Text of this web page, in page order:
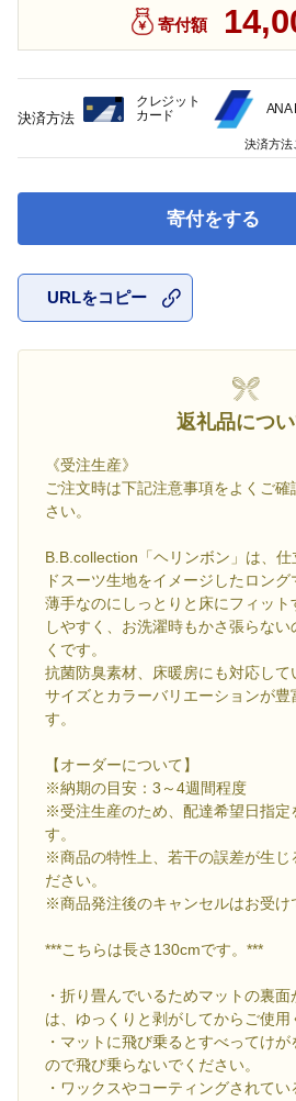
寄付額
寄付をする
URLをコピー
返礼品につ
《受注生産》
ご注文時は下記注意事項をよくご
さい。
B.B.collection「ヘリンボン」は、
ドスーツ生地をイメージしたロング
薄手なのにしっとりと床にフィット
しやすく、お洗濯時もかさ張らな
くです。
抗菌防臭素材、床暖房にも対応し
サイズとカラーバリエーションが
す。
【オーダーについて】
※納期の目安：3～4週間程度
※受注生産のため、配達希望日指定
す。
※商品の特性上、若干の誤差が生じ
ださい。
※商品発注後のキャンセルはお受け
***こちらは長さ130cmです。***
・折り畳んでいるためマットの裏
は、ゆっくりと剥がしてからご使用
・マットに飛び乗るとすべってけ
ので飛び乗らないでください。
・ワックスやコーティングされて
決済方法
クレジット
カード
ANA
決済方法